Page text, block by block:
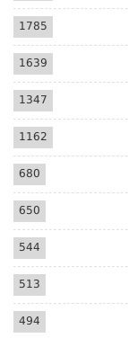
1785
1639
1347
1162
680
650
544
513
494